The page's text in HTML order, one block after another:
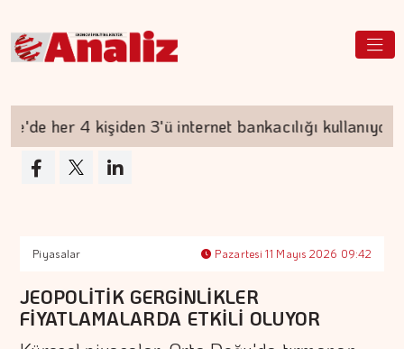
4 kişiden 3'ü internet bankacılığı kullanıyor
Piyasalar Pazartesi 11 Mayıs 2026 09:42
JEOPOLİTİK GERGİNLİKLER
FİYATLAMALARDA ETKİLİ OLUYOR